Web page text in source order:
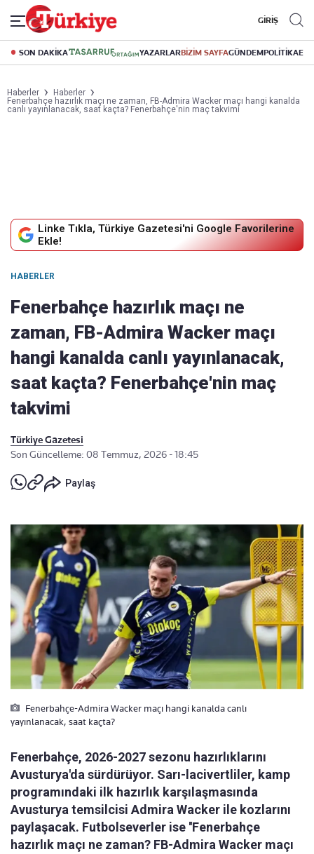
GİRİŞ
SON DAKİKA YAZARLARBİZİM SAYFAGÜNDEMPOLİTİKA
Haberler
Haberler
Fenerbahçe hazırlık maçı ne zaman, FB-Admira Wacker maçı hangi kanalda
canlı yayınlanacak, saat kaçta? Fenerbahçe'nin maç takvimi
Linke Tıkla, Türkiye Gazetesi'ni Google Favorilerine
Ekle!
HABERLER
Fenerbahçe hazırlık maçı ne
zaman, FB-Admira Wacker maçı
hangi kanalda canlı yayınlanacak,
saat kaçta? Fenerbahçe'nin maç
takvimi
Türkiye Gazetesi
Son Güncelleme: 08 Temmuz, 2026 - 18:45
Paylaş
Fenerbahçe-Admira Wacker maçı hangi kanalda canlı
yayınlanacak, saat kaçta?
Fenerbahçe, 2026-2027 sezonu hazırlıklarını
Avusturya'da sürdürüyor. Sarı-lacivertliler, kamp
programındaki ilk hazırlık karşılaşmasında
Avusturya temsilcisi Admira Wacker ile kozlarını
paylaşacak. Futbolseverler ise ''Fenerbahçe
hazırlık maçı ne zaman? FB-Admira Wacker maçı